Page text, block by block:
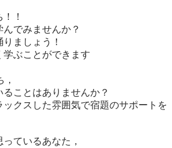
！
でみませんか？
ましょう！
ぶことができます
ことはありませんか？
ックスした雰囲気で宿題のサポートを
ているあなた，